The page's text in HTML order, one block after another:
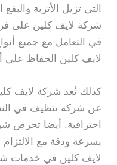
التي تزيل الأتربة
شركة لايف كلين على
في التعامل مع جميع
لايف كلين الحفاظ على
كذلك تُعد شركة لايف
عن شركة تنظيف في
احترافية. أيضا تحرص
بسرعة ودقة مع
لايف كلين في خدمات